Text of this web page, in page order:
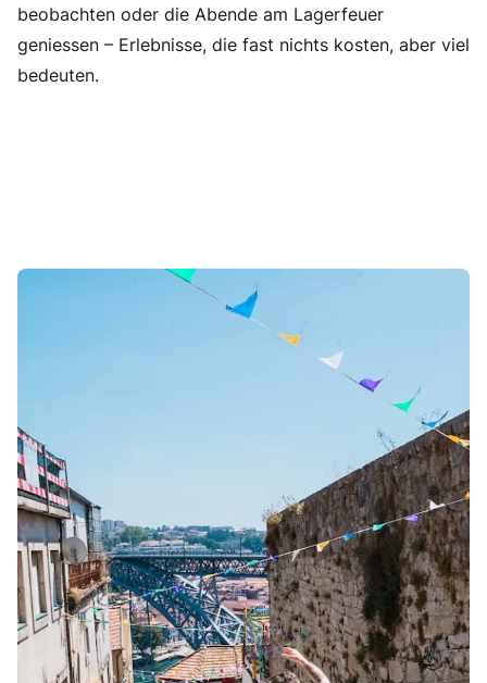
beobachten oder die Abende am Lagerfeuer
geniessen – Erlebnisse, die fast nichts kosten, aber viel
bedeuten.